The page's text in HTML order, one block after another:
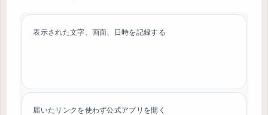
表示された文字、画面、日時を記録する
届いたリンクを使わず公式アプリを開く